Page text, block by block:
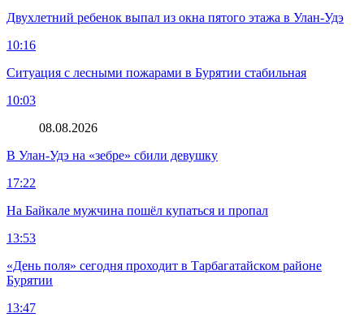
Двухлетний ребенок выпал из окна пятого этажа в Улан-Удэ
10:16
Ситуация с лесными пожарами в Бурятии стабильная
10:03
08.08.2026
В Улан-Удэ на «зебре» сбили девушку
17:22
На Байкале мужчина пошёл купаться и пропал
13:53
«День поля» сегодня проходит в Тарбагатайском районе
Бурятии
13:47